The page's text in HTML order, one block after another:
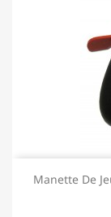
Manette De